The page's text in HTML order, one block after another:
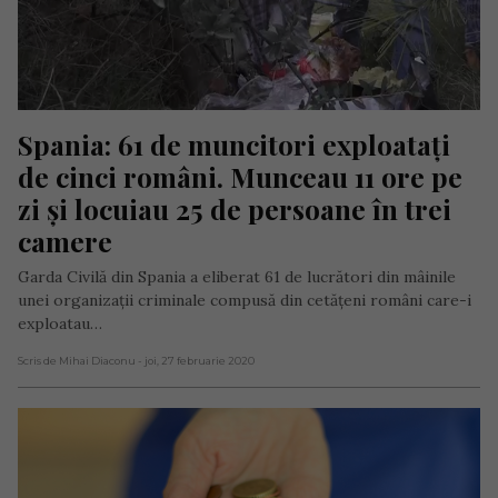
Spania: 61 de muncitori exploatați
de cinci români. Munceau 11 ore pe
zi și locuiau 25 de persoane în trei
camere
Garda Civilă din Spania a eliberat 61 de lucrători din mâinile
unei organizații criminale compusă din cetățeni români care-i
exploatau…
Scris de Mihai Diaconu - joi, 27 februarie 2020